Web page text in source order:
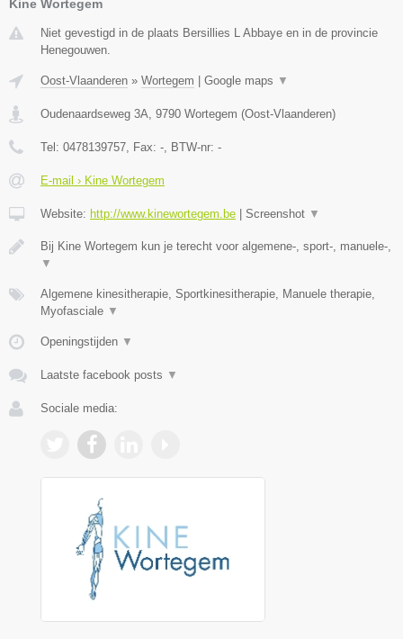
Kine Wortegem
Niet gevestigd in de plaats Bersillies L Abbaye en in de provincie
Henegouwen.
Oost-Vlaanderen » Wortegem | Google maps ▼
Oudenaardseweg 3A 9790 Wortegem (Oost-Vlaanderen)
Tel: 0478139757 , Fax: - , BTW-nr: -
E-mail › Kine Wortegem
Website: http://www.kinewortegem.be | Screenshot ▼
Bij Kine Wortegem kun je terecht voor algemene-, sport-, manuele-,
▼
Algemene kinesitherapie, Sportkinesitherapie, Manuele therapie,
Myofasciale ▼
Openingstijden ▼
Laatste facebook posts ▼
Sociale media: